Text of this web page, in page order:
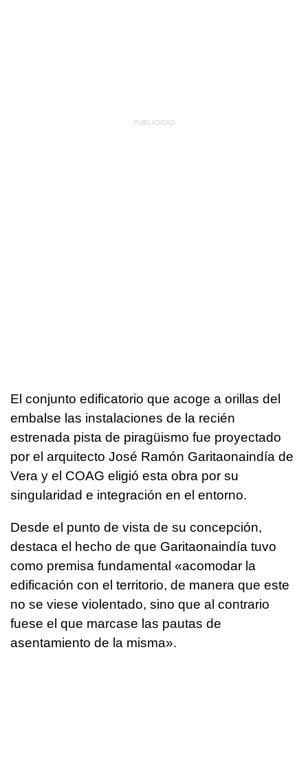
El conjunto edificatorio que acoge a orillas del
embalse las instalaciones de la recién
estrenada pista de piragüismo fue proyectado
por el arquitecto José Ramón Garitaonaindía de
Vera y el COAG eligió esta obra por su
singularidad e integración en el entorno.
Desde el punto de vista de su concepción,
destaca el hecho de que Garitaonaindía tuvo
como premisa fundamental «acomodar la
edificación con el territorio, de manera que este
no se viese violentado, sino que al contrario
fuese el que marcase las pautas de
asentamiento de la misma».